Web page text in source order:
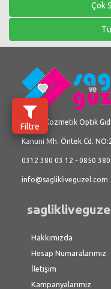
Filtre
Çok
Üç İlke Kozmetik Optik
Kanuni Mh. Öntek Cd.
0312 380 03 12 - 0850
info@saglikliveguzel.com
Hakkımızda
Hesap Numaralarımız
İletişim
Kampanyalarımız